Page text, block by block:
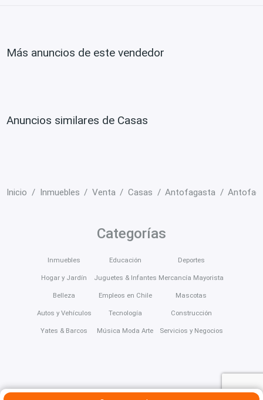
Más anuncios de este vendedor
Anuncios similares de Casas
Inicio Inmuebles Venta Casas Antofagasta
Categorías
Inmuebles
Hogar y Jardín
Belleza
Autos y Vehículos
Yates & Barcos
Educación
Juguetes & Infantes
Empleos en Chile
Tecnología
Música Moda Arte
Deportes
Mercancía Mayorista
Mascotas
Construcción
Servicios y Negocios